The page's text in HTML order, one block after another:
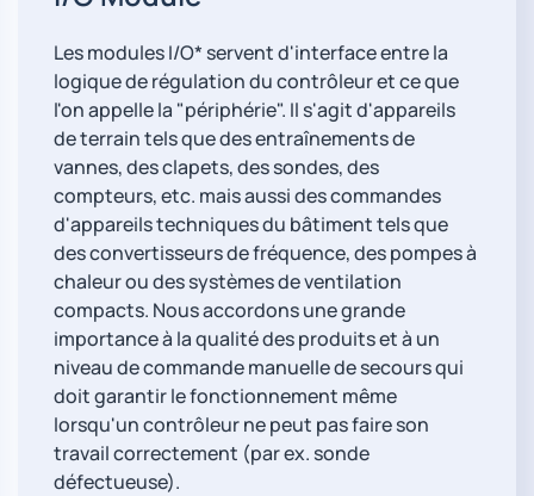
Les modules I/O* servent d'interface entre la
logique de régulation du contrôleur et ce que
l'on appelle la "périphérie". Il s'agit d'appareils
de terrain tels que des entraînements de
vannes, des clapets, des sondes, des
compteurs, etc. mais aussi des commandes
d'appareils techniques du bâtiment tels que
des convertisseurs de fréquence, des pompes à
chaleur ou des systèmes de ventilation
compacts. Nous accordons une grande
importance à la qualité des produits et à un
niveau de commande manuelle de secours qui
doit garantir le fonctionnement même
lorsqu'un contrôleur ne peut pas faire son
travail correctement (par ex. sonde
défectueuse).